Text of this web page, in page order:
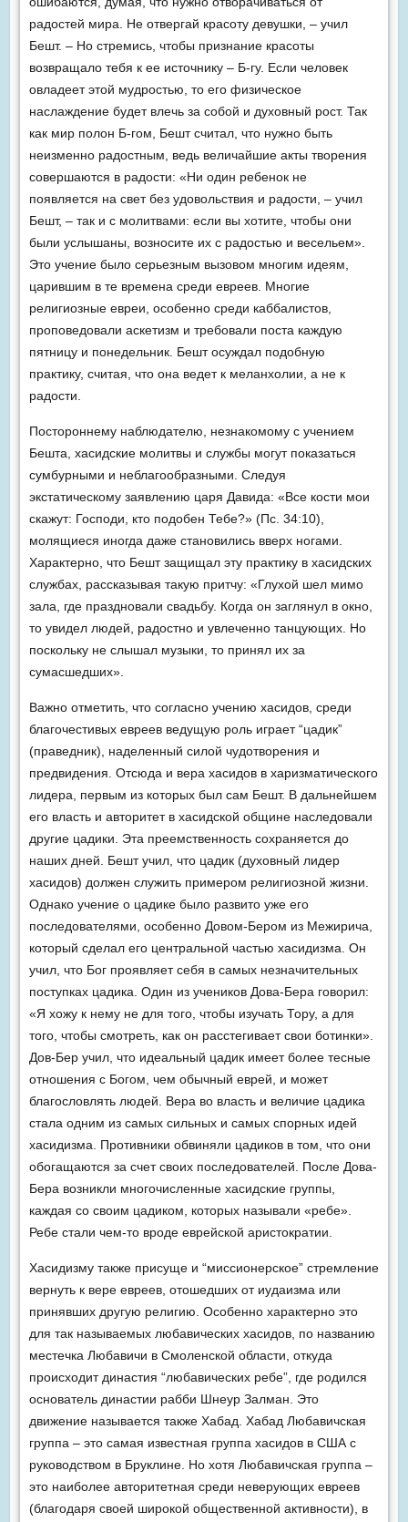
радостей мира. Не отвергай красоту девушки, – учил
Бешт. – Но стремись, чтобы призна­ние красоты
возвращало тебя к ее источнику – Б-гу. Если человек
овладеет этой мудростью, то его физическое
наслаждение будет влечь за собой и духовный рост. Так
как мир полон Б-гом, Бешт считал, что нужно быть
неизменно радостным, ведь величайшие акты творения
совершаются в радости: «Ни один ребенок не
появляется на свет без удовольствия и радо­сти, – учил
Бешт, – так и с молитвами: если вы хотите, чтобы они
были услышаны, возносите их с радостью и весельем».
Это учение было серьезным вызовом многим идеям,
царившим в те времена среди евреев. Многие
религиозные евреи, особенно среди каббалистов,
проповедовали аскетизм и требовали поста каждую
пятницу и понедельник. Бешт осуждал подобную
практику, считая, что она ведет к меланхолии, а не к
радости.
Постороннему наблюдателю, незнакомому с учением
Бешта, хасидские молитвы и службы могут показаться
сумбурными и неблагообразными. Следуя
экстатическому заявлению царя Давида: «Все кости мои
скажут: Господи, кто подобен Тебе?» (Пс. 34:10),
молящиеся ино­гда даже становились вверх ногами.
Характерно, что Бешт защищал эту практику в хасидских
службах, рассказывая такую притчу: «Глухой шел мимо
зала, где праздновали свадьбу. Когда он заглянул в окно,
то увидел людей, радостно и увлеченно танцующих. Но
поскольку не слышал музыки, то принял их за
сумасшедших».
Важно отметить, что согласно учению хасидов, среди
благочестивых евреев ведущую роль играет “цадик”
(праведник), наделенный силой чудотворения и
предвидения. Отсюда и вера хасидов в харизматического
лидера, первым из которых был сам Бешт. В дальнейшем
его власть и авторитет в хасидской общине наследовали
другие цадики. Эта преемственность сохраняется до
наших дней. Бешт учил, что цадик (духовный лидер
хасидов) должен служить примером религиозной жизни.
Однако учение о цадике было развито уже его
последователями, особенно Довом-Бером из Межирича,
кото­рый сделал его центральной частью хасидизма. Он
учил, что Бог прояв­ляет себя в самых незначительных
поступках цадика. Один из учеников Дова-Бера говорил:
«Я хожу к нему не для того, чтобы изучать Тору, а для
того, чтобы смотреть, как он расстегивает свои ботинки».
Дов-Бер учил, что идеальный цадик имеет более тесные
отношения с Богом, чем обычный еврей, и может
благословлять людей. Вера во власть и величие цадика
стала одним из самых сильных и самых спорных идей
хасидизма. Противники обвиняли цадиков в том, что они
обогащаются за счет своих последователей. После Дова-
Бера возникли многочисленные хасидские группы,
каждая со сво­им цадиком, которых называли «ребе».
Ребе стали чем-то вроде еврейс­кой аристократии.
Хасидизму также присуще и “миссионерское” стремление
вернуть к вере евреев, отошедших от иудаизма или
принявших другую религию. Особенно характерно это
для так называемых любавических хасидов, по названию
местечка Любавичи в Смоленской области, откуда
происходит династия “любавических ребе”, где родился
основатель династии рабби Шнеур Залман. Это
движение называется также Хабад. Хабад Любавичская
группа – это самая известная группа хасидов в США с
руко­водством в Бруклине. Но хотя Любавичская группа –
это наиболее авторитетная среди неверующих евреев
(благодаря своей широкой общественной активности), в